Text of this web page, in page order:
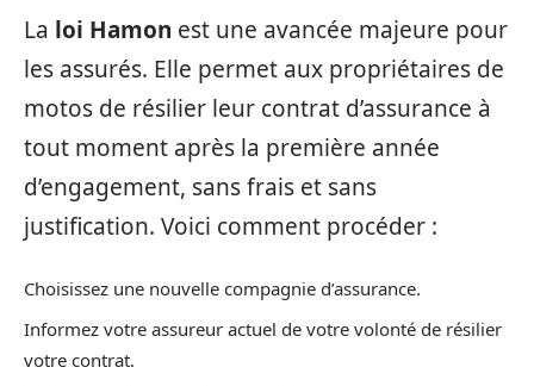
La loi Hamon est une avancée majeure pour
les assurés. Elle permet aux propriétaires de
motos de résilier leur contrat d’assurance à
tout moment après la première année
d’engagement, sans frais et sans
justification. Voici comment procéder :
Choisissez une nouvelle compagnie d’assurance.
Informez votre assureur actuel de votre volonté de résilier
votre contrat.